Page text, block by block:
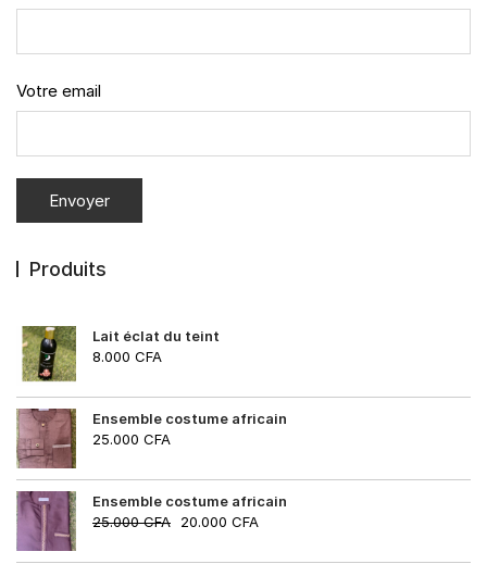
Votre email
Produits
Lait éclat du teint
8.000 CFA
Ensemble costume africain
25.000 CFA
Ensemble costume africain
25.000CFA 20.000 CFA